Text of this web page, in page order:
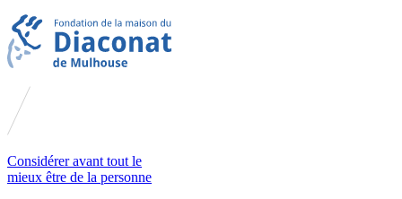
Considérer avant tout le
mieux être de la personne